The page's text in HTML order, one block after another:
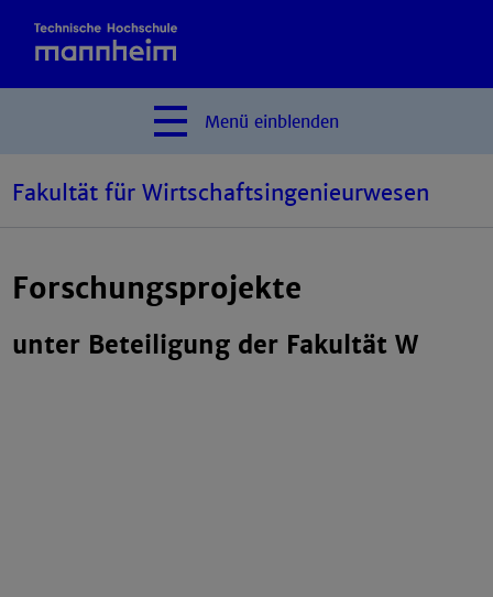
Menü einblenden
Fakultät für Wirtschaftsingenieurwesen
Forschungsprojekte
unter Beteiligung der Fakultät W